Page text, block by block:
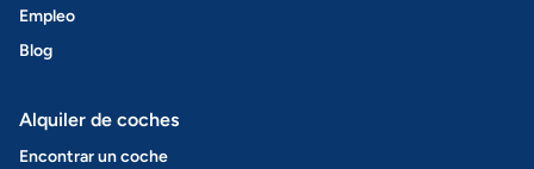
Empleo
Blog
Alquiler de coches
Encontrar un coche